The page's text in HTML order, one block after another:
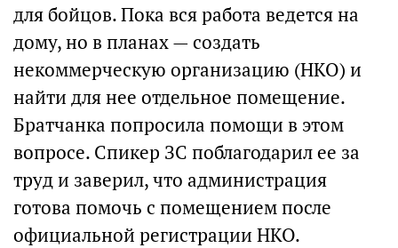
для бойцов. Пока вся работа ведется на
дому, но в планах — создать
некоммерческую организацию (НКО) и
найти для нее отдельное помещение.
Братчанка попросила помощи в этом
вопросе. Спикер ЗС поблагодарил ее за
труд и заверил, что администрация
готова помочь с помещением после
официальной регистрации НКО.